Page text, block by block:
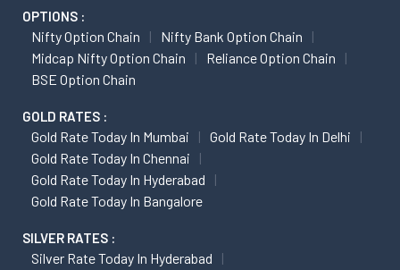
OPTIONS :
Nifty Option Chain
Nifty Bank Option Chain
Midcap Nifty Option Chain
Reliance Option Chain
BSE Option Chain
GOLD RATES :
Gold Rate Today In Mumbai
Gold Rate Today In Delhi
Gold Rate Today In Chennai
Gold Rate Today In Hyderabad
Gold Rate Today In Bangalore
SILVER RATES :
Silver Rate Today In Hyderabad